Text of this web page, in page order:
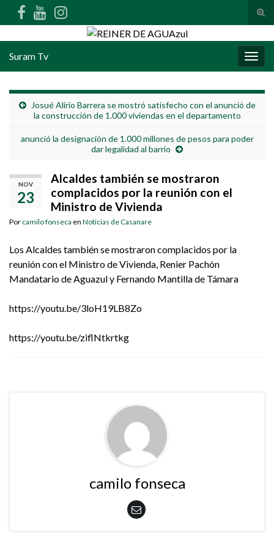
Search for:
Suram Tv
Josué Alirio Barrera se mostró satisfecho con el anunció de
la construcción de 1.000 viviendas en el departamento
anunció la designación de 1.000 millones de pesos para poder
dar legalidad al barrio
NOV
23
Alcaldes también se mostraron
complacidos por la reunión con el
Ministro de Vivienda
Por camilo fonseca en Noticias de Casanare
Los Alcaldes también se mostraron complacidos por la
reunión con el Ministro de Vivienda, Renier Pachón
Mandatario de Aguazul y Fernando Mantilla de Támara
https://youtu.be/3loH19LB8Zo
https://youtu.be/ziflNtkrtkg
camilo fonseca